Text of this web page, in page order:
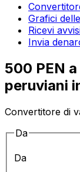
Grafici
Ricevi
Invia
500 PEN
peruviani
Convertitore di
Da
Da